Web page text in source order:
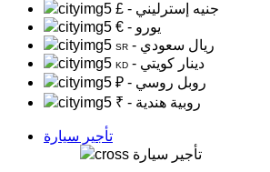
£
- جنيه إسترليني
€
- يورو
SR - ريال سعودي
KD
- دينار كويتي
₽
- روبل روسي
₹
- روبية هندية
تأجير سيارة
تأجير سيارة